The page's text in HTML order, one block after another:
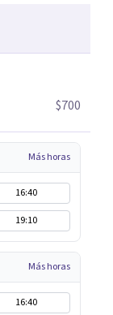
desde mi
$700
Más horas
16:40
19:10
Más horas
16:40